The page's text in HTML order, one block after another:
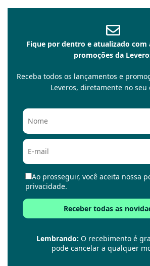
Fique por dentro e atualizado com
promoções da
Receba todos os lançamentos e
Leveros, diretamente no seu
Ao prosseguir, você aceita nossa
privacidade.
Lembrando: O recebimento é
pode cancelar a qualquer